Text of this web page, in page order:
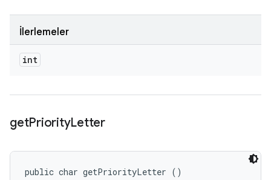
İlerlemeler
int
getPriorityLetter
public char getPriorityLetter ()